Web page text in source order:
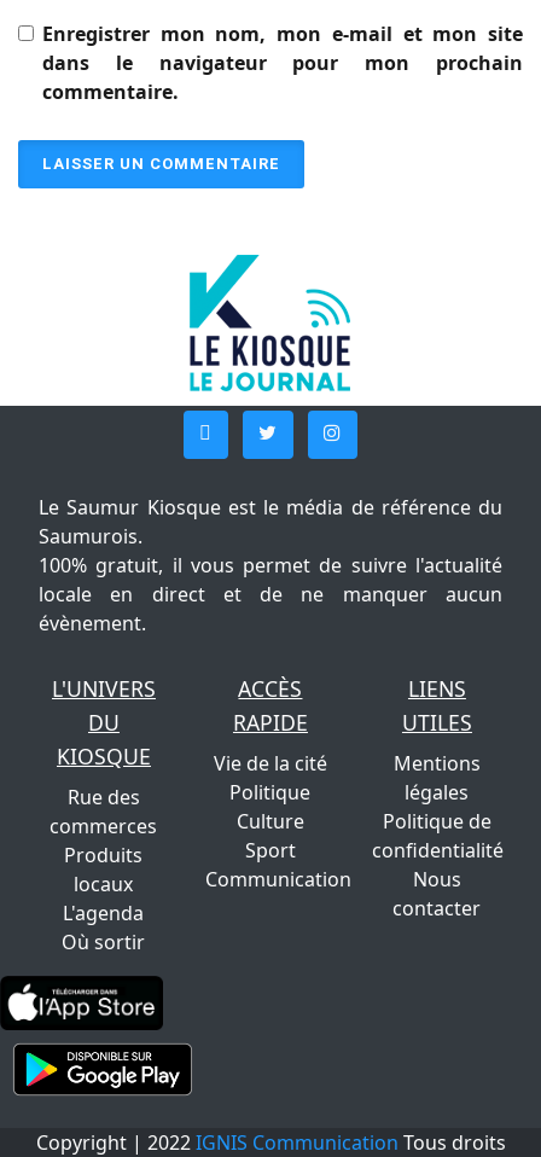
Enregistrer mon nom, mon e-mail et mon site
dans le navigateur pour mon prochain
commentaire.
Le Saumur Kiosque est le média de référence du
Saumurois.
100% gratuit, il vous permet de suivre l'actualité
locale en direct et de ne manquer aucun
évènement.
L'UNIVERS
DU
KIOSQUE
Rue des
commerces
Produits
locaux
L'agenda
Où sortir
ACCÈS
RAPIDE
Vie de la cité
Politique
Culture
Sport
Communication
LIENS
UTILES
Mentions
légales
Politique de
confidentialité
Nous
contacter
Copyright | 2022IGNIS Communication Tous droits